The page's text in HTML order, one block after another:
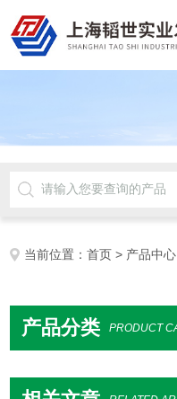
当前位置：首页 > 产品中心
产品分类 PRODUCT